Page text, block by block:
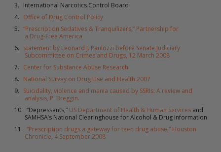
International Narcotics Control Board
Office of Drug Control Policy
“Prescription Sedatives & Tranquilizers,” Partnership for
a Drug-Free America
Statement by Leonard J. Paulozzi before Senate Judiciary
Subcommittee on Crimes and Drugs, 12 March 2008
Center for Substance Abuse Research
National Survey on Drug Use and Health 2007
Suicidality, violence and mania caused by SSRIs: A review and
analysis, P. Breggin.
“Depressants,” US Department of Health & Human Services and
SAMHSA’s National Clearinghouse for Alcohol & Drug Information
“Prescription drugs a gateway for teen drug abuse,” Houston
Chronicle, 4 September 2008